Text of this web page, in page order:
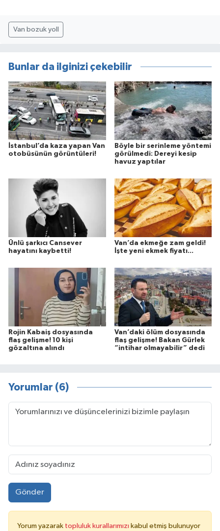
Van bozuk yoll
Bunlar da ilginizi çekebilir
İstanbul’da kaza yapan Van
otobüsünün görüntüleri!
Böyle bir serinleme yöntemi
görülmedi: Dereyi kesip
havuz yaptılar
Ünlü şarkıcı Cansever
hayatını kaybetti!
Van’da ekmeğe zam geldi!
İşte yeni ekmek fiyatı...
Rojin Kabaiş dosyasında
flaş gelişme! 10 kişi
gözaltına alındı
Van’daki ölüm dosyasında
flaş gelişme! Bakan Gürlek
“intihar olmayabilir” dedi
Yorumlar (6)
Gönder
Yorum yazarak topluluk kurallarımızı kabul etmiş bulunuyor